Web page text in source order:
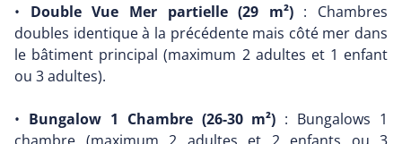
• Double Vue Mer partielle (29 m²): Chambres
doubles identique à la précédente mais côté mer dans
le bâtiment principal (maximum 2 adultes et 1 enfant
ou 3 adultes).
• Bungalow 1 Chambre (26-30 m²) : Bungalows 1